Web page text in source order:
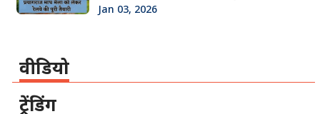
Jan 03, 2026
वीडियो
ट्रेंडिंग